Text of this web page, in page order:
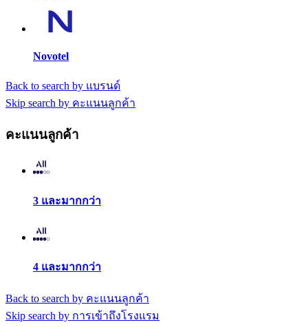
Novotel
Back to search by แบรนด์
Skip search by คะแนนลูกค้า
คะแนนลูกค้า
3 และมากกว่า
4 และมากกว่า
Back to search by คะแนนลูกค้า
Skip search by การเข้าถึงโรงแรม